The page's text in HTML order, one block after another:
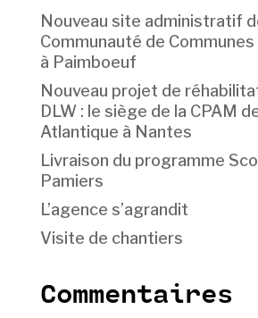
Nouveau site administratif
Communauté de
à Paimboeuf
Nouveau projet de
DLW : le siège de la CPAM
Atlantique à Nantes
Livraison du programme
Pamiers
L’agence s’agrandit
Visite de chantiers
Commentaires